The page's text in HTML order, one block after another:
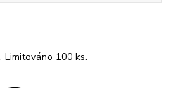
Limitováno 100 ks.